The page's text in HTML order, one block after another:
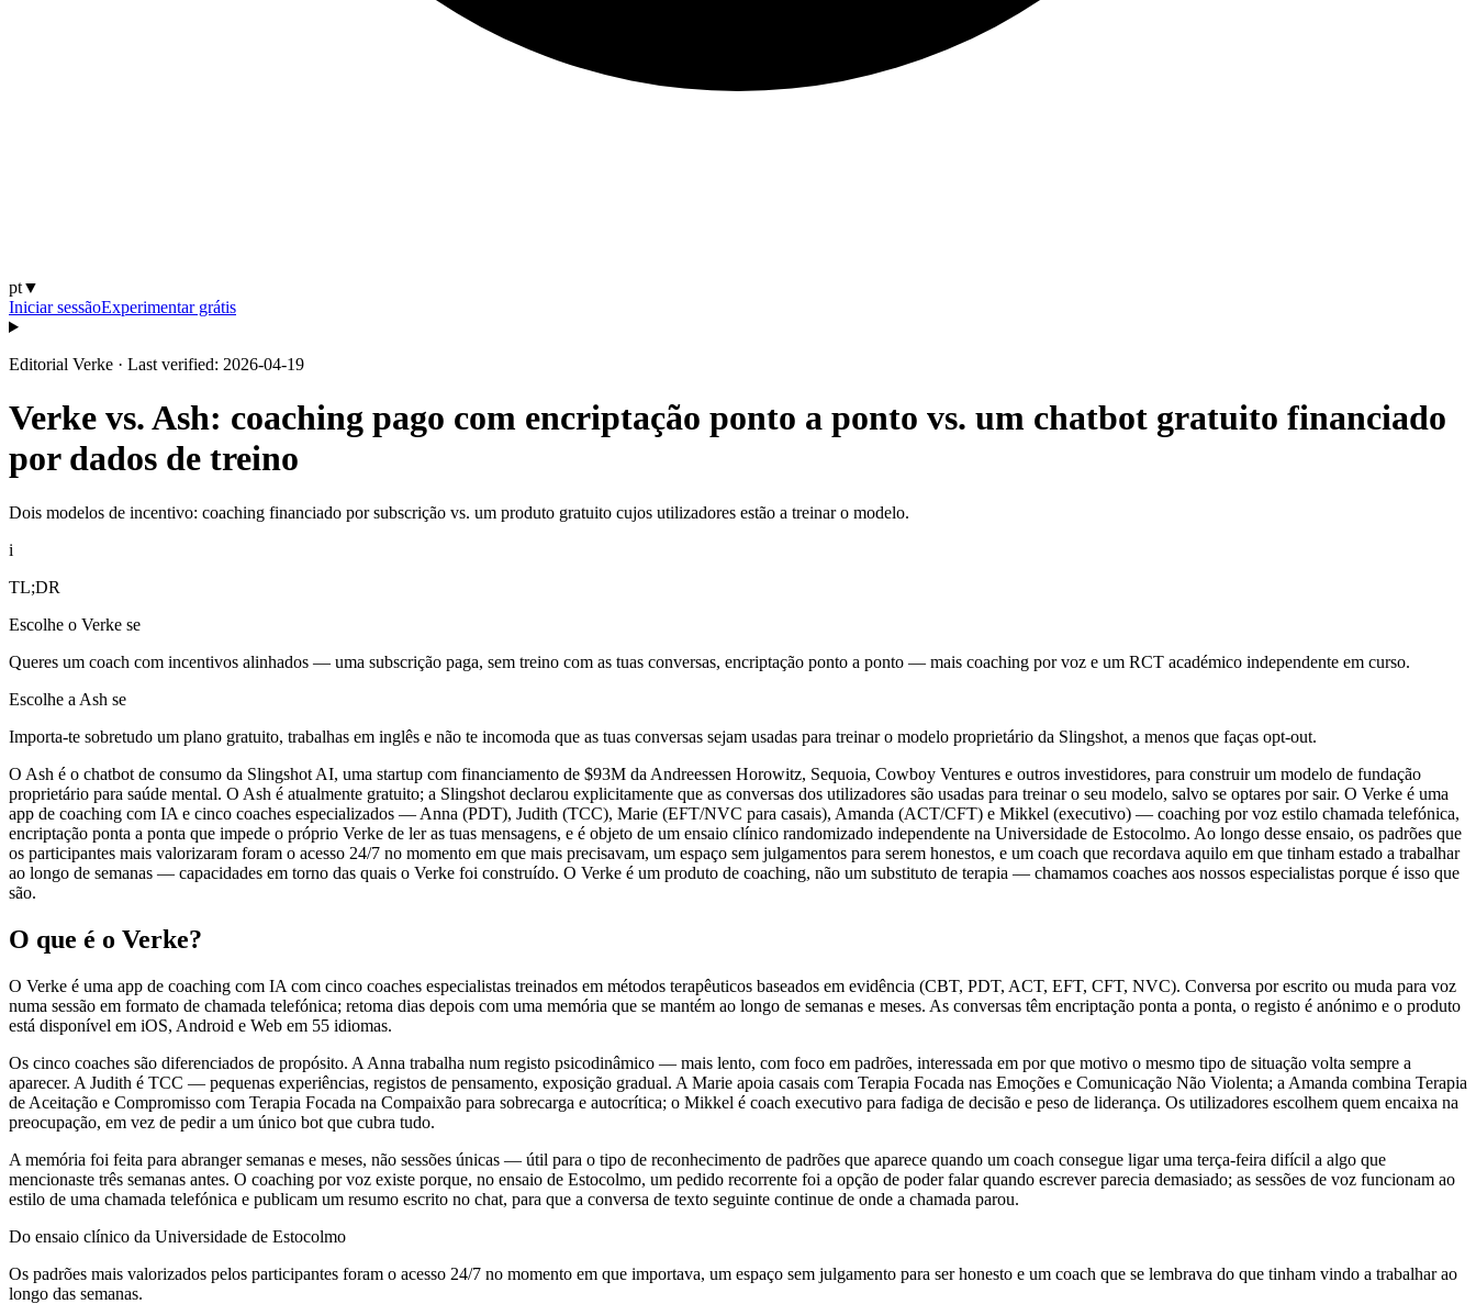
pt▼
Iniciar sessãoExperimentar grátis
Editorial Verke · Last verified: 2026-04-19
Verke vs. Ash: coaching pago com encriptação ponto a ponto vs. um chatbot gratuito financiado
por dados de treino
Dois modelos de incentivo: coaching financiado por subscrição vs. um produto gratuito cujos utilizadores estão a treinar o modelo.
i
TL;DR
Escolhe o Verke se
Queres um coach com incentivos alinhados — uma subscrição paga, sem treino com as tuas conversas, encriptação ponto a ponto — mais coaching por voz e um RCT académico independente em curso.
Escolhe a Ash se
Importa-te sobretudo um plano gratuito, trabalhas em inglês e não te incomoda que as tuas conversas sejam usadas para treinar o modelo proprietário da Slingshot, a menos que faças opt-out.
O Ash é o chatbot de consumo da Slingshot AI, uma startup com financiamento de $93M da Andreessen Horowitz, Sequoia, Cowboy Ventures e outros investidores, para construir um modelo de fundação
proprietário para saúde mental. O Ash é atualmente gratuito; a Slingshot declarou explicitamente que as conversas dos utilizadores são usadas para treinar o seu modelo, salvo se optares por sair. O Verke é uma
app de coaching com IA e cinco coaches especializados — Anna (PDT), Judith (TCC), Marie (EFT/NVC para casais), Amanda (ACT/CFT) e Mikkel (executivo) — coaching por voz estilo chamada telefónica,
encriptação ponta a ponta que impede o próprio Verke de ler as tuas mensagens, e é objeto de um ensaio clínico randomizado independente na Universidade de Estocolmo. Ao longo desse ensaio, os padrões que
os participantes mais valorizaram foram o acesso 24/7 no momento em que mais precisavam, um espaço sem julgamentos para serem honestos, e um coach que recordava aquilo em que tinham estado a trabalhar
ao longo de semanas — capacidades em torno das quais o Verke foi construído. O Verke é um produto de coaching, não um substituto de terapia — chamamos coaches aos nossos especialistas porque é isso que
são.
O que é o Verke?
O Verke é uma app de coaching com IA com cinco coaches especialistas treinados em métodos terapêuticos baseados em evidência (CBT, PDT, ACT, EFT, CFT, NVC). Conversa por escrito ou muda para voz
numa sessão em formato de chamada telefónica; retoma dias depois com uma memória que se mantém ao longo de semanas e meses. As conversas têm encriptação ponta a ponta, o registo é anónimo e o produto
está disponível em iOS, Android e Web em 55 idiomas.
Os cinco coaches são diferenciados de propósito. A Anna trabalha num registo psicodinâmico — mais lento, com foco em padrões, interessada em por que motivo o mesmo tipo de situação volta sempre a
aparecer. A Judith é TCC — pequenas experiências, registos de pensamento, exposição gradual. A Marie apoia casais com Terapia Focada nas Emoções e Comunicação Não Violenta; a Amanda combina Terapia
de Aceitação e Compromisso com Terapia Focada na Compaixão para sobrecarga e autocrítica; o Mikkel é coach executivo para fadiga de decisão e peso de liderança. Os utilizadores escolhem quem encaixa na
preocupação, em vez de pedir a um único bot que cubra tudo.
A memória foi feita para abranger semanas e meses, não sessões únicas — útil para o tipo de reconhecimento de padrões que aparece quando um coach consegue ligar uma terça-feira difícil a algo que
mencionaste três semanas antes. O coaching por voz existe porque, no ensaio de Estocolmo, um pedido recorrente foi a opção de poder falar quando escrever parecia demasiado; as sessões de voz funcionam ao
estilo de uma chamada telefónica e publicam um resumo escrito no chat, para que a conversa de texto seguinte continue de onde a chamada parou.
Do ensaio clínico da Universidade de Estocolmo
Os padrões mais valorizados pelos participantes foram o acesso 24/7 no momento em que importava, um espaço sem julgamento para ser honesto e um coach que se lembrava do que tinham vindo a trabalhar ao
longo das semanas.